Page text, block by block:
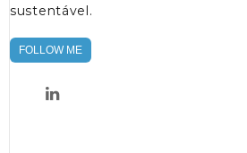
sustentável.
FOLLOW ME